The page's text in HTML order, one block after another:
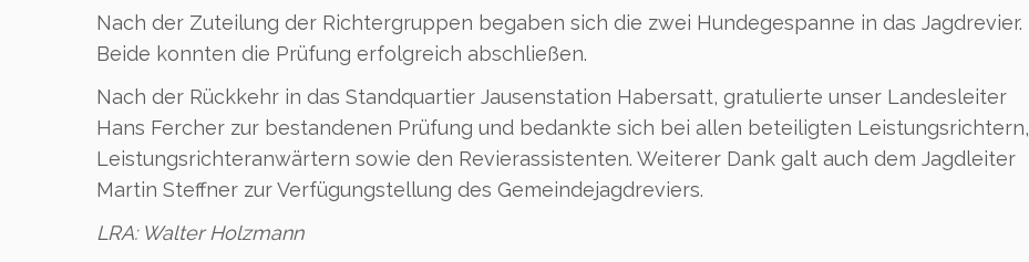
Nach der Zuteilung der Richtergruppen begaben sich die zwei Hundegespanne in das Jagdrevier.
Beide konnten die Prüfung erfolgreich abschließen.
Nach der Rückkehr in das Standquartier Jausenstation Habersatt, gratulierte unser Landesleiter
Hans Fercher zur bestandenen Prüfung und bedankte sich bei allen beteiligten Leistungsrichtern,
Leistungsrichteranwärtern sowie den Revierassistenten. Weiterer Dank galt auch dem Jagdleiter
Martin Steffner zur Verfügungstellung des Gemeindejagdreviers.
LRA: Walter Holzmann